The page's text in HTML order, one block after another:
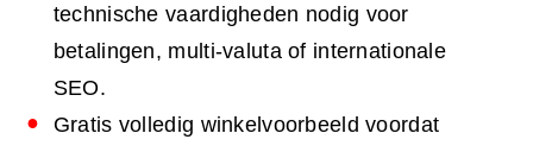
technische vaardigheden nodig voor
betalingen, multi-valuta of internationale
SEO.
Gratis volledig winkelvoorbeeld voordat